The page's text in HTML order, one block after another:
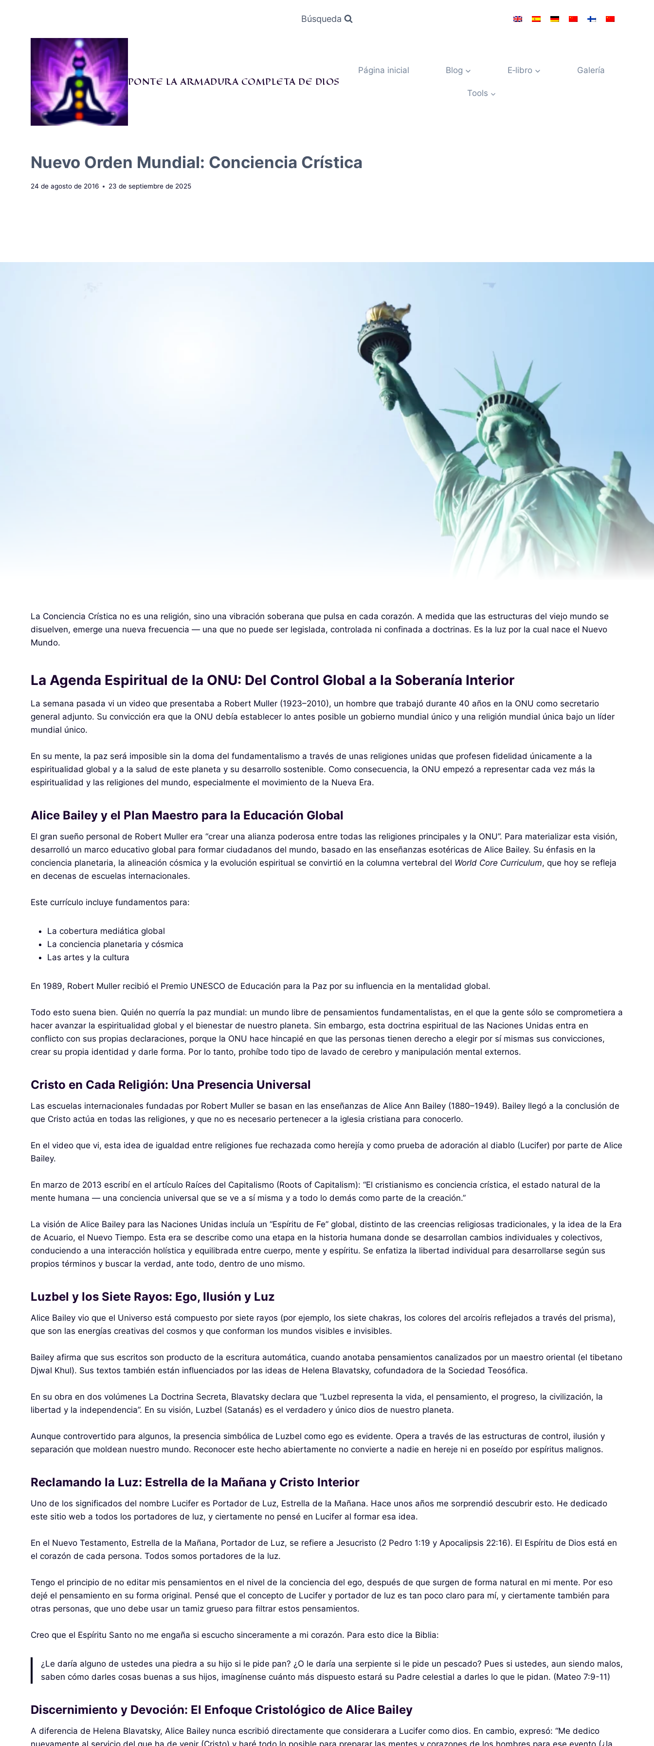
Búsqueda
PONTE LA ARMADURA COMPLETA DE DIOS
Página inicial Blog E‑libro Galería
Tools
Nuevo Orden Mundial: Conciencia Crística
24 de agosto de 2016 23 de septiembre de 2025
La Conciencia Crística no es una religión, sino una vibración soberana que pulsa en cada corazón. A medida que las estructuras del viejo mundo se
disuelven, emerge una nueva frecuencia — una que no puede ser legislada, controlada ni confinada a doctrinas. Es la luz por la cual nace el Nuevo
Mundo.
La Agenda Espiritual de la ONU: Del Control Global a la Soberanía Interior
La semana pasada vi un video que presentaba a Robert Muller (1923–2010), un hombre que trabajó durante 40 años en la ONU como secretario
general adjunto. Su convicción era que la ONU debía establecer lo antes posible un gobierno mundial único y una religión mundial única bajo un líder
mundial único.
En su mente, la paz será imposible sin la doma del fundamentalismo a través de unas religiones unidas que profesen fidelidad únicamente a la
espiritualidad global y a la salud de este planeta y su desarrollo sostenible. Como consecuencia, la ONU empezó a representar cada vez más la
espiritualidad y las religiones del mundo, especialmente el movimiento de la Nueva Era.
Alice Bailey y el Plan Maestro para la Educación Global
El gran sueño personal de Robert Muller era “crear una alianza poderosa entre todas las religiones principales y la ONU”. Para materializar esta visión,
desarrolló un marco educativo global para formar ciudadanos del mundo, basado en las enseñanzas esotéricas de Alice Bailey. Su énfasis en la
conciencia planetaria, la alineación cósmica y la evolución espiritual se convirtió en la columna vertebral del World Core Curriculum, que hoy se refleja
en decenas de escuelas internacionales.
Este currículo incluye fundamentos para:
La cobertura mediática global
La conciencia planetaria y cósmica
Las artes y la cultura
En 1989, Robert Muller recibió el Premio UNESCO de Educación para la Paz por su influencia en la mentalidad global.
Todo esto suena bien. Quién no querría la paz mundial: un mundo libre de pensamientos fundamentalistas, en el que la gente sólo se comprometiera a
hacer avanzar la espiritualidad global y el bienestar de nuestro planeta. Sin embargo, esta doctrina espiritual de las Naciones Unidas entra en
conflicto con sus propias declaraciones, porque la ONU hace hincapié en que las personas tienen derecho a elegir por sí mismas sus convicciones,
crear su propia identidad y darle forma. Por lo tanto, prohíbe todo tipo de lavado de cerebro y manipulación mental externos.
Cristo en Cada Religión: Una Presencia Universal
Las escuelas internacionales fundadas por Robert Muller se basan en las enseñanzas de Alice Ann Bailey (1880–1949). Bailey llegó a la conclusión de
que Cristo actúa en todas las religiones, y que no es necesario pertenecer a la iglesia cristiana para conocerlo.
En el video que vi, esta idea de igualdad entre religiones fue rechazada como herejía y como prueba de adoración al diablo (Lucifer) por parte de Alice
Bailey.
En marzo de 2013 escribí en el artículo Raíces del Capitalismo (Roots of Capitalism): “El cristianismo es conciencia crística, el estado natural de la
mente humana — una conciencia universal que se ve a sí misma y a todo lo demás como parte de la creación.”
La visión de Alice Bailey para las Naciones Unidas incluía un “Espíritu de Fe” global, distinto de las creencias religiosas tradicionales, y la idea de la Era
de Acuario, el Nuevo Tiempo. Esta era se describe como una etapa en la historia humana donde se desarrollan cambios individuales y colectivos,
conduciendo a una interacción holística y equilibrada entre cuerpo, mente y espíritu. Se enfatiza la libertad individual para desarrollarse según sus
propios términos y buscar la verdad, ante todo, dentro de uno mismo.
Luzbel y los Siete Rayos: Ego, Ilusión y Luz
Alice Bailey vio que el Universo está compuesto por siete rayos (por ejemplo, los siete chakras, los colores del arcoíris reflejados a través del prisma),
que son las energías creativas del cosmos y que conforman los mundos visibles e invisibles.
Bailey afirma que sus escritos son producto de la escritura automática, cuando anotaba pensamientos canalizados por un maestro oriental (el tibetano
Djwal Khul). Sus textos también están influenciados por las ideas de Helena Blavatsky, cofundadora de la Sociedad Teosófica.
En su obra en dos volúmenes La Doctrina Secreta, Blavatsky declara que “Luzbel representa la vida, el pensamiento, el progreso, la civilización, la
libertad y la independencia”. En su visión, Luzbel (Satanás) es el verdadero y único dios de nuestro planeta.
Aunque controvertido para algunos, la presencia simbólica de Luzbel como ego es evidente. Opera a través de las estructuras de control, ilusión y
separación que moldean nuestro mundo. Reconocer este hecho abiertamente no convierte a nadie en hereje ni en poseído por espíritus malignos.
Reclamando la Luz: Estrella de la Mañana y Cristo Interior
Uno de los significados del nombre Lucifer es Portador de Luz, Estrella de la Mañana. Hace unos años me sorprendió descubrir esto. He dedicado
este sitio web a todos los portadores de luz, y ciertamente no pensé en Lucifer al formar esa idea.
En el Nuevo Testamento, Estrella de la Mañana, Portador de Luz, se refiere a Jesucristo (2 Pedro 1:19 y Apocalipsis 22:16). El Espíritu de Dios está en
el corazón de cada persona. Todos somos portadores de la luz.
Tengo el principio de no editar mis pensamientos en el nivel de la conciencia del ego, después de que surgen de forma natural en mi mente. Por eso
dejé el pensamiento en su forma original. Pensé que el concepto de Lucifer y portador de luz es tan poco claro para mí, y ciertamente también para
otras personas, que uno debe usar un tamiz grueso para filtrar estos pensamientos.
Creo que el Espíritu Santo no me engaña si escucho sinceramente a mi corazón. Para esto dice la Biblia:
¿Le daría alguno de ustedes una piedra a su hijo si le pide pan? ¿O le daría una serpiente si le pide un pescado? Pues si ustedes, aun siendo malos,
saben cómo darles cosas buenas a sus hijos, imagínense cuánto más dispuesto estará su Padre celestial a darles lo que le pidan. (Mateo 7:9-11)
Discernimiento y Devoción: El Enfoque Cristológico de Alice Bailey
A diferencia de Helena Blavatsky, Alice Bailey nunca escribió directamente que considerara a Lucifer como dios. En cambio, expresó: “Me dedico
nuevamente al servicio del que ha de venir (Cristo) y haré todo lo posible para preparar las mentes y corazones de los hombres para ese evento (¿la